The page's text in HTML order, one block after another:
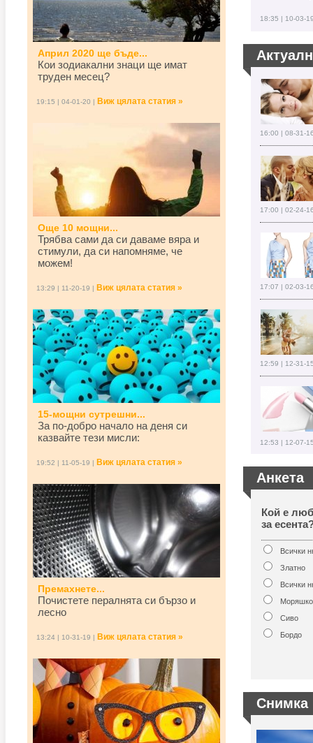
Април 2020 ще бъде...
Кои зодиакални знаци ще имат
труден месец?
19:15 | 04-01-20 | Виж цялата статия »
Още 10 мощни...
Трябва сами да си даваме вяра и
стимули, да си напомняме, че
можем!
13:29 | 11-20-19 | Виж цялата статия »
15-мощни сутрешни...
За по-добро начало на деня си
казвайте тези мисли:
19:52 | 11-05-19 | Виж цялата статия »
Премахнете...
Почистете пералнята си бързо и
лесно
13:24 | 10-31-19 | Виж цялата статия »
18:35 | 10-03-
16:00 | 08-31-
17:00 | 02-24-
17:07 | 02-03-
12:59 | 12-31-
12:53 | 12-07-
Анкета
Кой е
за
Всички
Златно
Всички
Сиво
Бордо
Снимка